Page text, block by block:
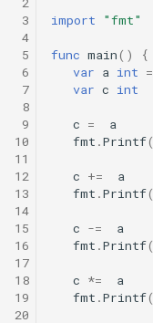
3
4
5
6
7
8
9
10
11
12
13
14
15
16
17
18
19
20
import "fmt"
func main()
{
var a int =
var c int
c =
a
fmt .Printf(
c +=
a
fmt .Printf(
c -=
a
fmt .Printf(
c *=
a
fmt .Printf(